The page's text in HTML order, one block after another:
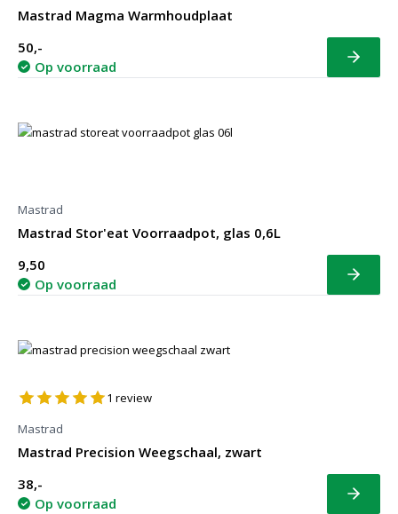
Mastrad Magma Warmhoudplaat
50,-
Op voorraad
Bekijk
Mastrad
Mastrad Stor'eat Voorraadpot, glas 0,6L
9,50
Op voorraad
Bekijk
1 review
Mastrad
Mastrad Precision Weegschaal, zwart
38,-
Op voorraad
Bekijk